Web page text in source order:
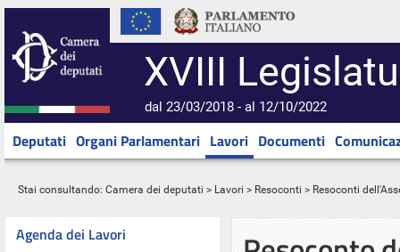
XVIII
dal 23/03/2018 - al 12/10/2022
Deputati Organi Parlamentari Lavori Documenti
Stai consultando: Camera dei deputati > Lavori > Resoconti > Resoconti
Agenda dei Lavori